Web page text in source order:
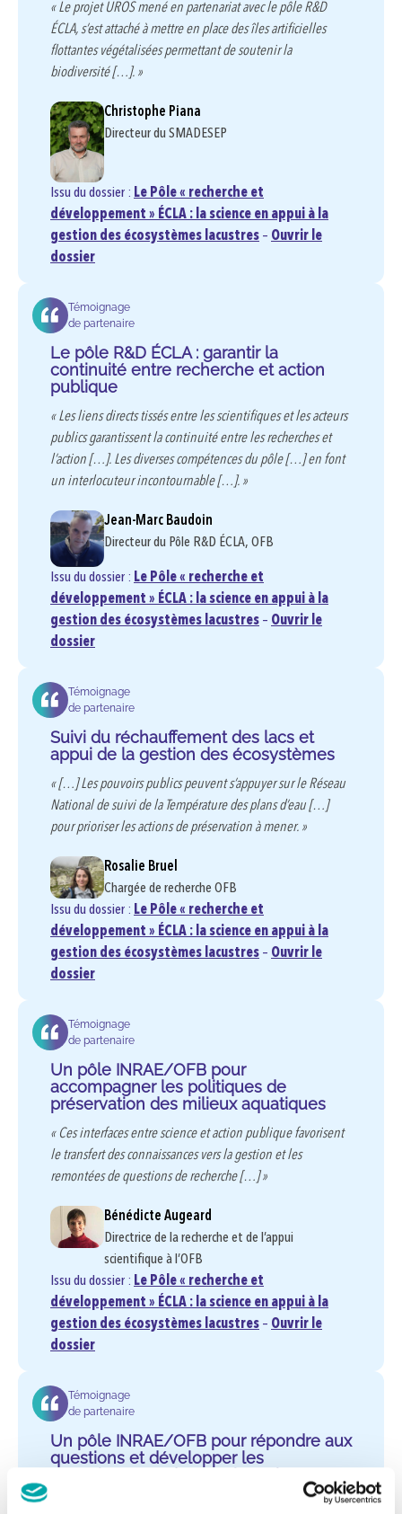
« Le projet UROS mené en partenariat avec le pôle R&D
ÉCLA, s’est attaché à mettre en place des îles artificielles
flottantes végétalisées permettant de soutenir la
biodiversité […]. »
Christophe Piana
Directeur du SMADESEP
Issu du dossier : Le Pôle « recherche et
développement » ÉCLA : la science en appui à la
gestion des écosystèmes lacustres – Ouvrir le
dossier
Témoignage
de partenaire
Le pôle R&D ÉCLA : garantir la
continuité entre recherche et action
publique
« Les liens directs tissés entre les scientifiques et les acteurs
publics garantissent la continuité entre les recherches et
l’action […]. Les diverses compétences du pôle […] en font
un interlocuteur incontournable […]. »
Jean-Marc Baudoin
Directeur du Pôle R&D ÉCLA, OFB
Issu du dossier : Le Pôle « recherche et
développement » ÉCLA : la science en appui à la
gestion des écosystèmes lacustres – Ouvrir le
dossier
Témoignage
de partenaire
Suivi du réchauffement des lacs et
appui de la gestion des écosystèmes
« […] Les pouvoirs publics peuvent s’appuyer sur le Réseau
National de suivi de la Température des plans d’eau […]
pour prioriser les actions de préservation à mener. »
Rosalie Bruel
Chargée de recherche OFB
Issu du dossier : Le Pôle « recherche et
développement » ÉCLA : la science en appui à la
gestion des écosystèmes lacustres – Ouvrir le
dossier
Témoignage
de partenaire
Un pôle INRAE/OFB pour
accompagner les politiques de
préservation des milieux aquatiques
« Ces interfaces entre science et action publique favorisent
le transfert des connaissances vers la gestion et les
remontées de questions de recherche […] »
Bénédicte Augeard
Directrice de la recherche et de l’appui
scientifique à l’OFB
Issu du dossier : Le Pôle « recherche et
développement » ÉCLA : la science en appui à la
gestion des écosystèmes lacustres – Ouvrir le
dossier
Témoignage
de partenaire
Un pôle INRAE/OFB pour répondre aux
questions et développer les
« […] Nous recueillons, validons et mettons à disposition